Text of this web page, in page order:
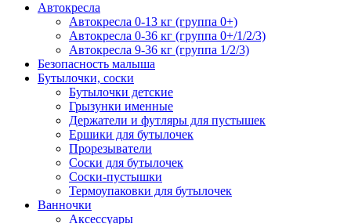
Автокресла
Автокресла 0-13 кг (группа 0+)
Автокресла 0-36 кг (группа 0+/1/2/3)
Автокресла 9-36 кг (группа 1/2/3)
Безопасность малыша
Бутылочки, соски
Бутылочки детские
Грызунки именные
Держатели и футляры для пустышек
Ершики для бутылочек
Прорезыватели
Соски для бутылочек
Соски-пустышки
Термоупаковки для бутылочек
Ванночки
Аксессуары